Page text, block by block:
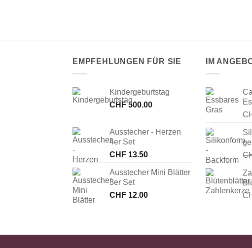
EMPFEHLUNGEN FÜR SIE
Kindergeburtstag
CHF500.00
Ausstecher - Herzen
4er Set
CHF 13.50
Ausstecher Mini Blätter
3er Set
CHF 12.00
IM